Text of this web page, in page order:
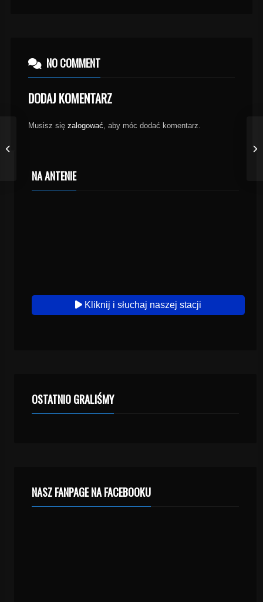
NO COMMENT
DODAJ KOMENTARZ
Musisz się zalogować, aby móc dodać komentarz.
NA ANTENIE
Kliknij i słuchaj naszej stacji
OSTATNIO GRALIŚMY
NASZ FANPAGE NA FACEBOOKU